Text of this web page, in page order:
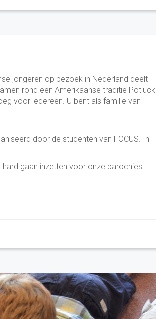
jongeren op bezoek in Nederland deelt
rond een Amerikaanse traditie Potluck
voor iedereen. U bent als familie van
door de studenten van FOCUS. In
gaan inzetten voor onze parochies!